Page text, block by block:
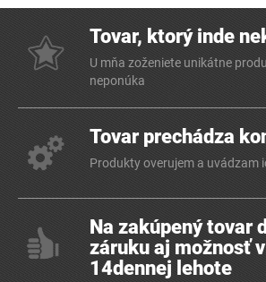
Tovar, ktorý inde
U mňa zoženiete unikátne
neponúka
Tovar prechádza
Produkty overujem a uvádzam
Na zakúpený tovar
záruku aj možnosť
14dennej lehote